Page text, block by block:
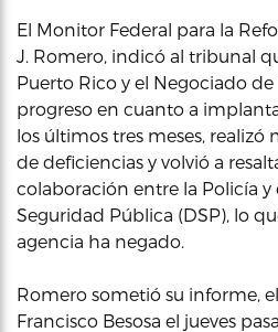
El Monitor Federal para la
J. Romero, indicó al tribunal
Puerto Rico y el Negociado
progreso en cuanto a
los últimos tres meses,
de deficiencias y volvió a
colaboración entre la Policía
Seguridad Pública (DSP), lo
agencia ha negado.
Romero sometió su informe,
Francisco Besosa el jueves